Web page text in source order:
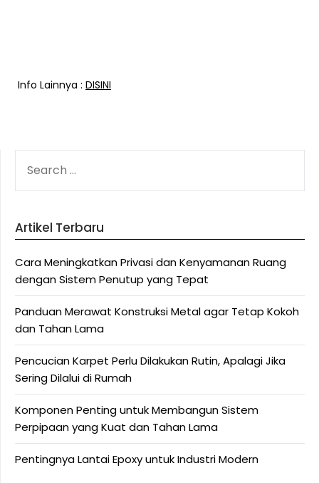
Info Lainnya : DISINI
FOR:
Artikel Terbaru
Cara Meningkatkan Privasi dan Kenyamanan Ruang
dengan Sistem Penutup yang Tepat
Panduan Merawat Konstruksi Metal agar Tetap Kokoh
dan Tahan Lama
Pencucian Karpet Perlu Dilakukan Rutin, Apalagi Jika
Sering Dilalui di Rumah
Komponen Penting untuk Membangun Sistem
Perpipaan yang Kuat dan Tahan Lama
Pentingnya Lantai Epoxy untuk Industri Modern